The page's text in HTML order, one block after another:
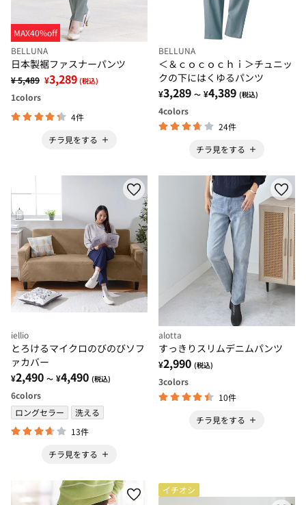
MAX40%off
BELLUNA
日本製裾ファスナーパンツ
¥ 5,489 ¥3,289 (税込)
1colors
4件
チラ見をする
BELLUNA
＜＆ｃｏｃｏｃｈｉ＞チュニッ
クの下にはくゆるパンツ
¥3,289 ～ ¥4,389 (税込)
4colors
24件
チラ見をする
iellio
とろけるマイクロのびのびソフ
ァカバー
¥2,490 ～ ¥4,490 (税込)
6colors
ロングセラー
洗える
13件
チラ見をする
alotta
すっきりスリムデニムパンツ
¥2,990 (税込)
3colors
10件
チラ見をする
イチオシ